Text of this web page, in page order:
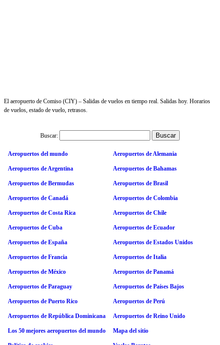
El aeropuerto de Comiso (CIY) – Salidas de vuelos en tiempo real. Salidas hoy. Horarios
de vuelos, estado de vuelo, retrasos.
Buscar:
Aeropuertos del mundo Aeropuertos de Alemania
Aeropuertos de Argentina Aeropuertos de Bahamas
Aeropuertos de Bermudas Aeropuertos de Brasil
Aeropuertos de Canadá Aeropuertos de Colombia
Aeropuertos de Costa Rica Aeropuertos de Chile
Aeropuertos de Cuba Aeropuertos de Ecuador
Aeropuertos de España Aeropuertos de Estados Unidos
Aeropuertos de Francia Aeropuertos de Italia
Aeropuertos de México Aeropuertos de Panamá
Aeropuertos de Paraguay Aeropuertos de Países Bajos
Aeropuertos de Puerto Rico Aeropuertos de Perú
Aeropuertos de República Dominicana Aeropuertos de Reino Unido
Los 50 mejores aeropuertos del mundo Mapa del sitio